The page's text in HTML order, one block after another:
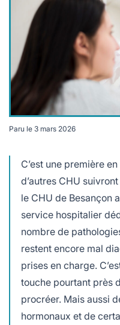
dédié à la santé des
Paru le 3 mars 2026
C’est une première
d’autres CHU
le CHU de Besançon
service hospitalier
nombre de
restent encore mal
prises en charge.
touche pourtant près
procréer. Mais aussi
hormonaux et de